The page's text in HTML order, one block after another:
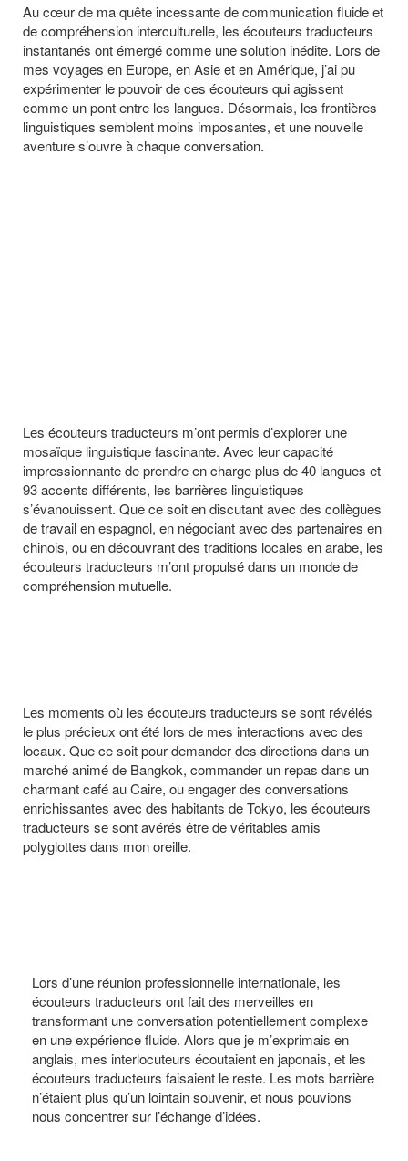
Au cœur de ma quête incessante de communication fluide et
de compréhension interculturelle, les écouteurs traducteurs
instantanés ont émergé comme une solution inédite. Lors de
mes voyages en Europe, en Asie et en Amérique, j’ai pu
expérimenter le pouvoir de ces écouteurs qui agissent
comme un pont entre les langues. Désormais, les frontières
linguistiques semblent moins imposantes, et une nouvelle
aventure s’ouvre à chaque conversation.
Les écouteurs traducteurs m’ont permis d’explorer une
mosaïque linguistique fascinante. Avec leur capacité
impressionnante de prendre en charge plus de 40 langues et
93 accents différents, les barrières linguistiques
s’évanouissent. Que ce soit en discutant avec des collègues
de travail en espagnol, en négociant avec des partenaires en
chinois, ou en découvrant des traditions locales en arabe, les
écouteurs traducteurs m’ont propulsé dans un monde de
compréhension mutuelle.
Les moments où les écouteurs traducteurs se sont révélés
le plus précieux ont été lors de mes interactions avec des
locaux. Que ce soit pour demander des directions dans un
marché animé de Bangkok, commander un repas dans un
charmant café au Caire, ou engager des conversations
enrichissantes avec des habitants de Tokyo, les écouteurs
traducteurs se sont avérés être de véritables amis
polyglottes dans mon oreille.
Lors d’une réunion professionnelle internationale, les
écouteurs traducteurs ont fait des merveilles en
transformant une conversation potentiellement complexe
en une expérience fluide. Alors que je m’exprimais en
anglais, mes interlocuteurs écoutaient en japonais, et les
écouteurs traducteurs faisaient le reste. Les mots barrière
n’étaient plus qu’un lointain souvenir, et nous pouvions
nous concentrer sur l’échange d’idées.